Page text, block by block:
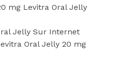
mg Levitra Oral Jelly
Jelly Sur Internet
Oral Jelly 20 mg